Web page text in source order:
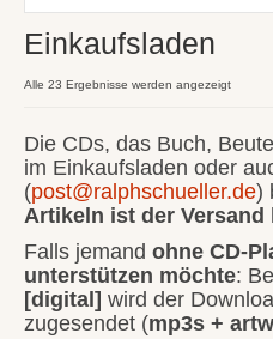
Einkaufsladen
Texte
+ Kontakt
Bilder
Einkaufsladen
Alle 23 Ergebnisse werden angezeigt
Die CDs, das Buch,
im Einkaufsladen oder
(post@ralphschueller.de)
Artikeln ist der Versand
Falls jemand ohne CD-
unterstützen möchte:
[digital] wird der
zugesendet (mp3s +